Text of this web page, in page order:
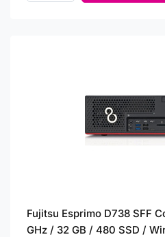
Fujitsu Esprimo D738 SFF
GHz / 32 GB / 480 SSD /